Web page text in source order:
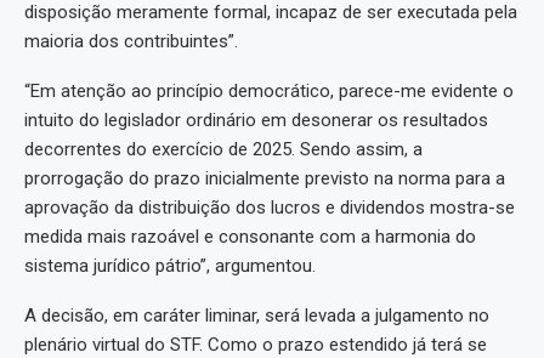
disposição meramente formal, incapaz de ser executada pela
maioria dos contribuintes”.
“Em atenção ao princípio democrático, parece-me evidente o
intuito do legislador ordinário em desonerar os resultados
decorrentes do exercício de 2025. Sendo assim, a
prorrogação do prazo inicialmente previsto na norma para a
aprovação da distribuição dos lucros e dividendos mostra-se
medida mais razoável e consonante com a harmonia do
sistema jurídico pátrio”, argumentou.
A decisão, em caráter liminar, será levada a julgamento no
plenário virtual do STF. Como o prazo estendido já terá se